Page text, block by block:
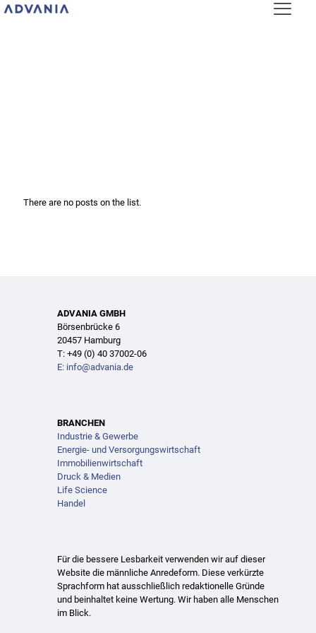
There are no posts on the list.
ADVANIA GMBH
Börsenbrücke 6
20457 Hamburg
T: +49 (0) 40 37002-06
E: info@advania.de
BRANCHEN
Industrie & Gewerbe
Energie- und Versor­gungs­wirtschaft
Immo­bilien­wirtschaft
Druck & Medien
Life Science
Handel
Für die bessere Lesbarkeit verwenden wir auf dieser
Website die männliche Anredeform. Diese verkürzte
Sprachform hat ausschließlich redaktionelle Gründe
und beinhaltet keine Wertung. Wir haben alle Menschen
im Blick.